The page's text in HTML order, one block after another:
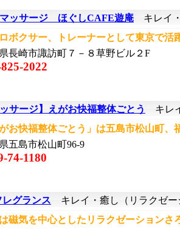
マッサージ ほぐしCAFE遊庵 キレイ
ボクサー、トレーナーとして東京で
長崎市諏訪町７－８草野ビル２F
2022
サージ】えがお快福整体ごとう
キレ
がお快福整体ごとう」は五島市松山町
五島市松山町96‐9
74-1180
グランス キレイ・癒し（リラクゼー
磁気を中心としたリラクゼーション